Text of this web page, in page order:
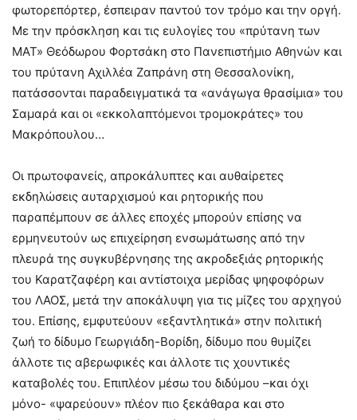
φωτορεπόρτερ, έσπειραν παντού τον τρόμο και την οργή.
Με την πρόσκληση και τις ευλογίες του «πρύτανη των
ΜΑΤ» Θεόδωρου Φορτσάκη στο Πανεπιστήμιο Αθηνών και
του πρύτανη Αχιλλέα Ζαπράνη στη Θεσσαλονίκη,
πατάσσονται παραδειγματικά τα «ανάγωγα θρασίμια» του
Σαμαρά και οι «εκκολαπτόμενοι τρομοκράτες» του
Μακρόπουλου…
Οι πρωτοφανείς, απροκάλυπτες και αυθαίρετες
εκδηλώσεις αυταρχισμού και ρητορικής που
παραπέμπουν σε άλλες εποχές μπορούν επίσης να
ερμηνευτούν ως επιχείρηση ενσωμάτωσης από την
πλευρά της συγκυβέρνησης της ακροδεξιάς ρητορικής
του Καρατζαφέρη και αντίστοιχα μερίδας ψηφοφόρων
του ΛΑΟΣ, μετά την αποκάλυψη για τις μίζες του αρχηγού
του. Επίσης, εμφυτεύουν «εξαντλητικά» στην πολιτική
ζωή το δίδυμο Γεωργιάδη-Βορίδη, δίδυμο που θυμίζει
άλλοτε τις αβερωφικές και άλλοτε τις χουντικές
καταβολές του. Επιπλέον μέσω του διδύμου –και όχι
μόνο- «ψαρεύουν» πλέον πιο ξεκάθαρα και στο